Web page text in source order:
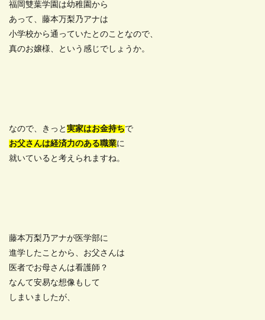
福岡雙葉学園は幼稚園から
あって、藤本万梨乃アナは
小学校から通っていたとのことなので、
真のお嬢様、という感じでしょうか。
なので、きっと 実家はお金持ちで
お父さんは経済力のある職業に
就いていると考えられますね。
藤本万梨乃アナが医学部に
進学したことから、お父さんは
医者でお母さんは看護師？
なんて安易な想像もして
しまいましたが、